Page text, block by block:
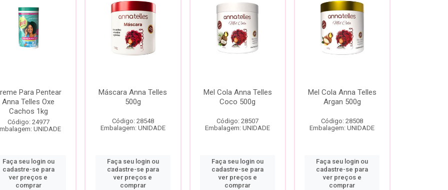
Para Pentear
Anna Telles Oxe
Cachos 1kg
Código: 24977
UNIDADE
Faça seu login ou
cadastre-se para
ver preços e
comprar
Máscara Anna Telles
500g
Código: 28548
Embalagem: UNIDADE
Faça seu login ou
cadastre-se para
ver preços e
comprar
Mel Cola Anna Telles
Coco 500g
Código: 28507
Embalagem: UNIDADE
Faça seu login ou
cadastre-se para
ver preços e
comprar
Mel Cola Anna Telles
Argan 500g
Código: 28508
Embalagem: UNIDADE
Faça seu login ou
cadastre-se para
ver preços e
comprar